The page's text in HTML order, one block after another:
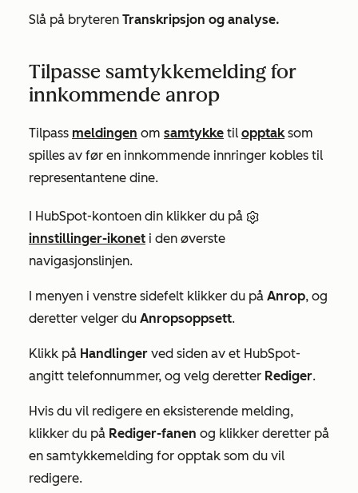
Slå på bryteren Transkripsjon og analyse.
Tilpasse samtykkemelding for
innkommende anrop
Tilpass meldingen om samtykke til opptaksom
spilles av før en innkommende innringer kobles til
representantene dine.
I HubSpot-kontoen din klikker du på
innstillinger-ikonet i den øverste
navigasjonslinjen.
I menyen i venstre sidefelt klikker du på Anrop, og
deretter velger du Anropsoppsett.
Klikk på Handlinger ved siden av et HubSpot-
angitt telefonnummer, og velg deretter Rediger.
Hvis du vil redigere en eksisterende melding,
klikker du på Rediger-fanen og klikker deretter på
en samtykkemelding for opptak som du vil
redigere.